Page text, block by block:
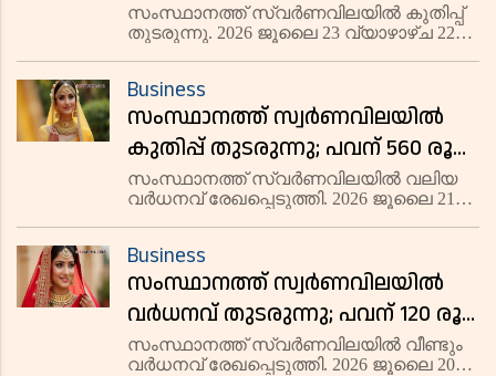
കൂടി
സംസ്ഥാനത്ത് സ്വർണവിലയിൽ കുതിപ്പ്
തുടരുന്നു. 2026 ജൂലൈ 23 വ്യാഴാഴ്ച 22
രൂപ കൂടി 13,500 രൂപയിലാണ് വ്യാപാരം
പുരോഗമിക്കുന്നത്. 18,
Business
സംസ്ഥാനത്ത് സ്വര്‍ണവിലയില്‍
കുതിപ്പ് തുടരുന്നു; പവന് 560 രൂപ
കൂടി
സംസ്ഥാനത്ത് സ്വർണവിലയിൽ വലിയ
വർധനവ് രേഖപ്പെടുത്തി. 2026 ജൂലൈ 21
ഗ്രാമിന് 70 രൂപ കൂടി 13,220 രൂപയിലാണ്
വ്യാപാരം നടക്കുന്നത്. 18
Business
സംസ്ഥാനത്ത് സ്വര്‍ണവിലയില്‍
വര്‍ധനവ് തുടരുന്നു; പവന് 120 രൂപ
കൂടി
സംസ്ഥാനത്ത് സ്വർണവിലയിൽ വീണ്ടും
വർധനവ് രേഖപ്പെടുത്തി. 2026 ജൂലൈ 20